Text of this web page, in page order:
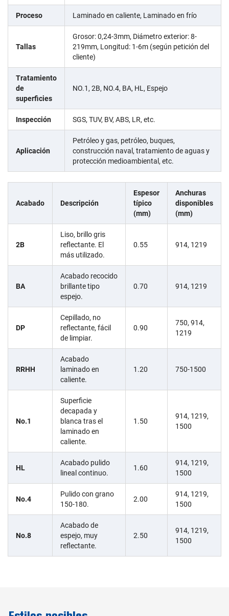
Proceso Laminado en caliente, Laminado en frío
Tallas
Grosor: 0,24-3mm, Diámetro exterior: 8-
219mm, Longitud: 1-6m (según petición del
cliente)
Tratamiento
de
superficies
NO.1, 2B, NO.4, BA, HL, Espejo
Inspección SGS, TUV, BV, ABS, LR, etc.
Aplicación
Petróleo y gas, petróleo, buques,
construcción naval, tratamiento de aguas y
protección medioambiental, etc.
Acabado Descripción
Espesor
típico
(mm)
Anchuras
disponibles
(mm)
2B
Liso, brillo gris
reflectante. El
más utilizado.
0.55 914, 1219
BA
Acabado recocido
brillante tipo
espejo.
0.70 914, 1219
DP
Cepillado, no
reflectante, fácil
de limpiar.
0.90
750, 914,
1219
RRHH
Acabado
laminado en
caliente.
1.20 750-1500
No.1
Superficie
decapada y
blanca tras el
laminado en
caliente.
1.50
914, 1219,
1500
HL
Acabado pulido
lineal continuo.
1.60
914, 1219,
1500
No.4
Pulido con grano
150-180.
2.00
914, 1219,
1500
No.8
Acabado de
espejo, muy
reflectante.
2.50
914, 1219,
1500